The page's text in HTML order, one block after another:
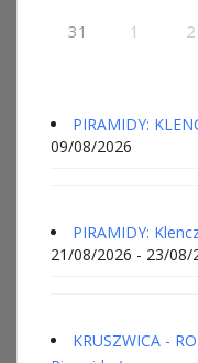
31 1 2
PIRAMIDY:
09/08/2026
PIRAMIDY:
21/08/2026 - 23/08/
KRUSZWICA -